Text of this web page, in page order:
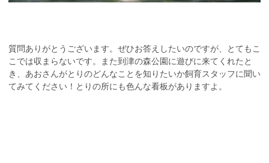
質問ありがとうございます。ぜひお答えしたいのですが、とてもこ
こでは収まらないです。また到津の森公園に遊びに来てくれたと
き、あおさんがとりのどんなことを知りたいか飼育スタッフに聞い
てみてください！とりの所にも色んな看板がありますよ。